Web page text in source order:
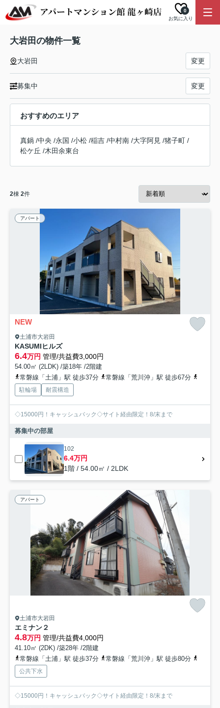
お気に入り
0
大岩田の物件一覧
大岩田 変更
募集中 変更
おすすめのエリア
真鍋 /中央 /永国 /小松 /稲吉 /中村南 /大字阿見 /猪子町 /
松ケ丘 /木田余東台
2棟 2件
アパート
NEW
土浦市大岩田
KASUMIヒルズ
6.4万円 管理/共益費3,000円
54.00㎡ (2LDK) /築18年 /2階建
常磐線「土浦」駅 徒歩37分
常磐線「荒川沖」駅 徒歩67分
駐輪場 耐震構造
◇15000円！キャッシュバック◇サイト経由限定！8/末まで
募集中の部屋
102
6.4万円
1階 / 54.00㎡ / 2LDK
アパート
土浦市大岩田
エミナン２
4.8万円 管理/共益費4,000円
41.10㎡ (2DK) /築28年 /2階建
常磐線「土浦」駅 徒歩37分
常磐線「荒川沖」駅 徒歩80分
公共下水
◇15000円！キャッシュバック◇サイト経由限定！8/末まで